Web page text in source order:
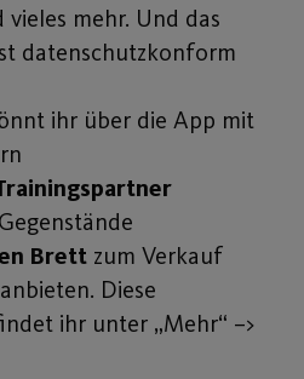
mehr. Und das
datenschutzkonform
ihr über die App mit
Brett zum Verkauf
Diese
ihr unter „Mehr“ –>